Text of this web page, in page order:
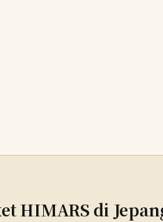
HIMARS di